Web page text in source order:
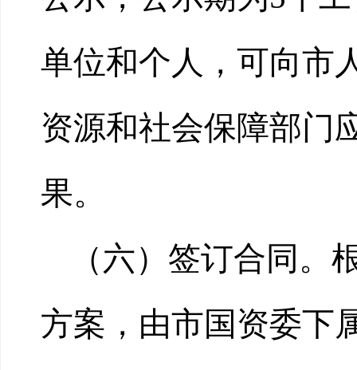
单位和个人，可向市
资源和社会保障部门
果。
（六）签订合同。
方案，由市国资委下